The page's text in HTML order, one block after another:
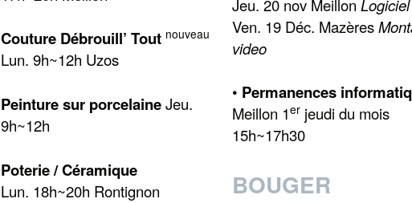
Couture Débrouill’ Tout nouveau
Lun. 9h~12h Uzos
Peinture sur porcelaineJeu.
9h~12h
Poterie / Céramique
Lun. 18h~20h Rontignon
Jeu. 20 nov Meillon
Ven. 19 Déc. Mazères
video
• Permanences
Meillon 1er jeudi du mois
15h~17h30
BOUGER